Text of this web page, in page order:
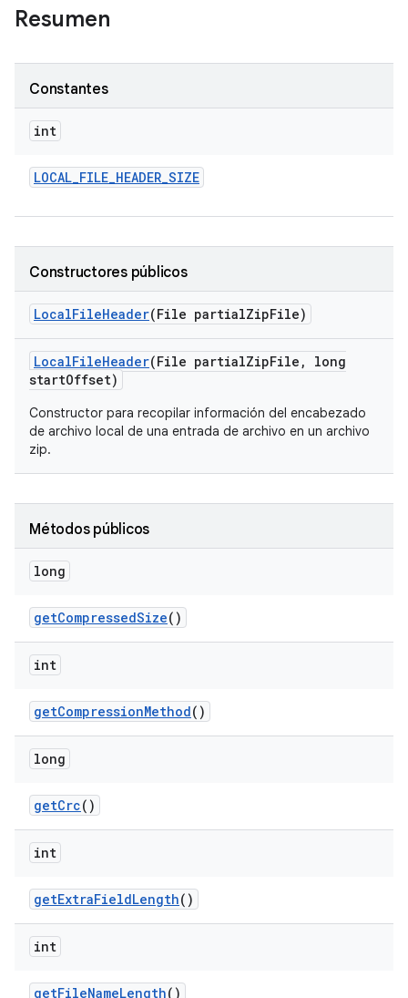
Resumen
Constantes
int
LOCAL_FILE_HEADER_SIZE
Constructores públicos
LocalFileHeader(File partialZipFile)
LocalFileHeader(File partialZipFile ,
long
startOffset)
Constructor para recopilar información del encabezado
de archivo local de una entrada de archivo en un archivo
zip.
Métodos públicos
long
getCompressedSize()
int
getCompressionMethod()
long
getCrc()
int
getExtraFieldLength()
int
getFileNameLength()